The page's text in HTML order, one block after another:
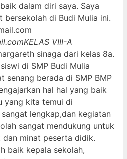
dalam diri saya. Saya
bersekolah di Budi Mulia ini.
KELAS VIII-A
sinaga dari kelas 8a.
di SMP Budi Mulia
senang berada di SMP BMP
hal hal yang baik
yang kita temui di
lengkap,dan kegiatan
sangat mendukung untuk
dan minat peserta didik.
baik kepala sekolah,